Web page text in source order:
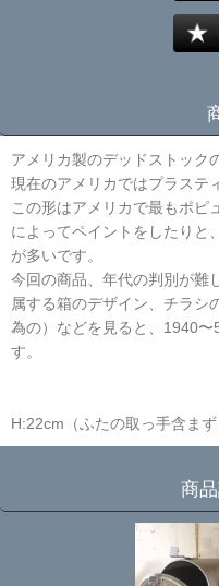
アメリカ製のデッドストック
現在のアメリカではプラステ
この形はアメリカで最もポピ
によってペイントをしたりと
が多いです。
今回の商品、年代の判別が難
属する箱のデザイン、チラシ
為の）などを見ると、1940
す。
H:22cm（ふたの取っ手含ま
商